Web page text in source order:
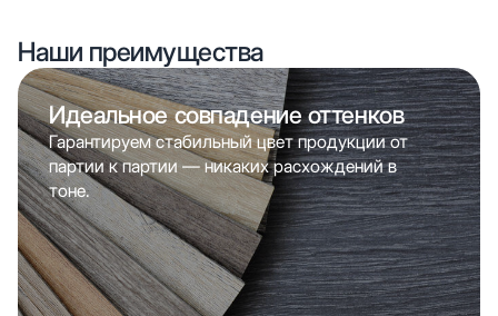
Наши преимущества
Идеальное совпадение оттенков
Гарантируем стабильный цвет продукции от
партии к партии — никаких расхождений в
тоне.